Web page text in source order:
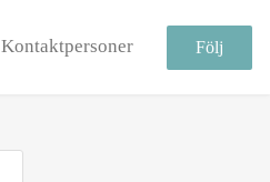
Kontaktpersoner Följ